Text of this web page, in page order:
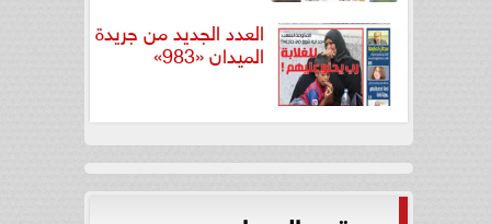
العدد الجديد من جريدة
الميدان «983»